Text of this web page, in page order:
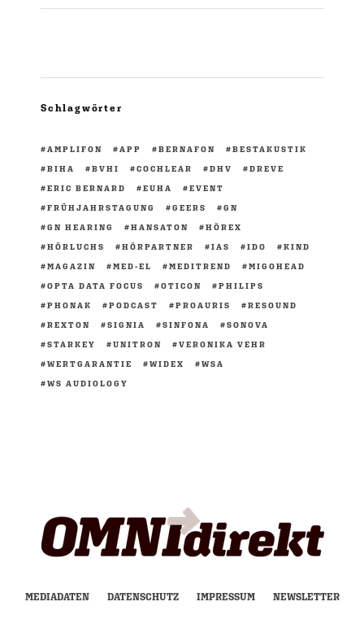
Schlagwörter
AMPLIFON APP BERNAFON
BESTAKUSTIK
BIHA
BVHI COCHLEAR DHV
DREVE
ERIC BERNARD
EUHA
EVENT
FRÜHJAHRSTAGUNG
GEERS
GN
GN HEARING
HANSATON
HÖREX
HÖRLUCHS
HÖRPARTNER IAS IDO
KIND
MAGAZIN
MED-EL MEDITREND
MIGOHEAD
OPTA DATA FOCUS
OTICON
PHILIPS
PHONAK
PODCAST PROAURIS
RESOUND
REXTON
SIGNIA SINFONA
SONOVA
STARKEY
UNITRON
VERONIKA VEHR
WERTGARANTIE
WIDEX
WSA
WS AUDIOLOGY
MEDIADATEN DATENSCHUTZ IMPRESSUM NEWSLETTER